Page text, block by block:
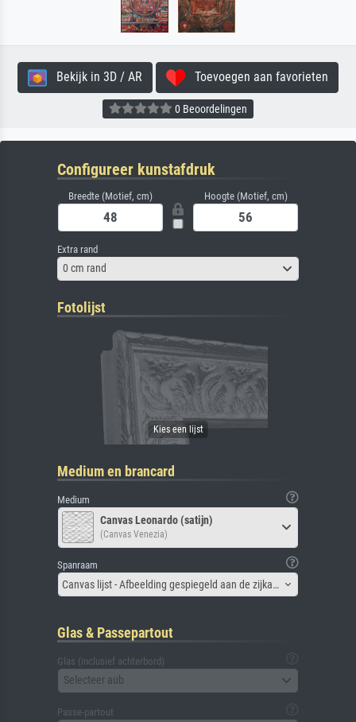
Bekijk in 3D / AR Toevoegen aan favorieten
0 Beoordelingen
Configureer kunstafdruk
Breedte (Motief, cm) Hoogte (Motief, cm)
Extra rand
0 cm rand
Fotolijst
Medium en brancard
Medium
Canvas Leonardo (satijn)
(Canvas Venezia)
Spanraam
Canvas lijst - Afbeelding gespiegeld aan de zijkant
Glas & Passepartout
Glas (inclusief achterbord)
Selecteer aub
Passe-partout